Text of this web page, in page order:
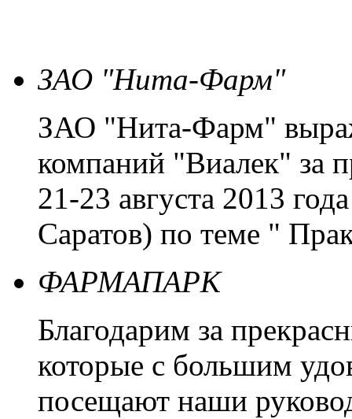
ЗАО "Нита-Фарм"
ЗАО "Нита-Фарм"
компаний "Виалек" за
21-23 августа 2013
Саратов) по теме "
ФАРМАПАРК
Благодарим за
которые с большим
посещают наши